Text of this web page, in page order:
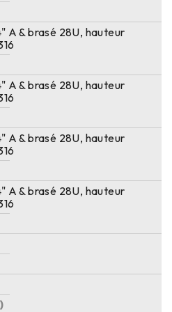
A & brasé 28U, hauteur
A & brasé 28U, hauteur
A & brasé 28U, hauteur
A & brasé 28U, hauteur